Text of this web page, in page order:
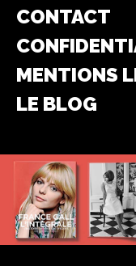
CONTACT
MENTIONS
LE BLOG